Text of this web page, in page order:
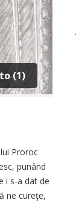
(1)
Proroc
punând
i s-a dat de
ne cureţe,